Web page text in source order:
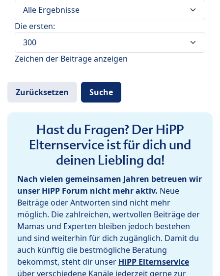
Die ersten:
Zeichen der Beiträge anzeigen
Hast du Fragen? Der HiPP
Elternservice ist für dich und
deinen Liebling da!
Nach vielen gemeinsamen Jahren betreuen wir
unser HiPP Forum nicht mehr aktiv. Neue
Beiträge oder Antworten sind nicht mehr
möglich. Die zahlreichen, wertvollen Beiträge der
Mamas und Experten bleiben jedoch bestehen
und sind weiterhin für dich zugänglich. Damit du
auch künftig die bestmögliche Beratung
bekommst, steht dir unser HiPP Elternservice
über verschiedene Kanäle jederzeit gerne zur